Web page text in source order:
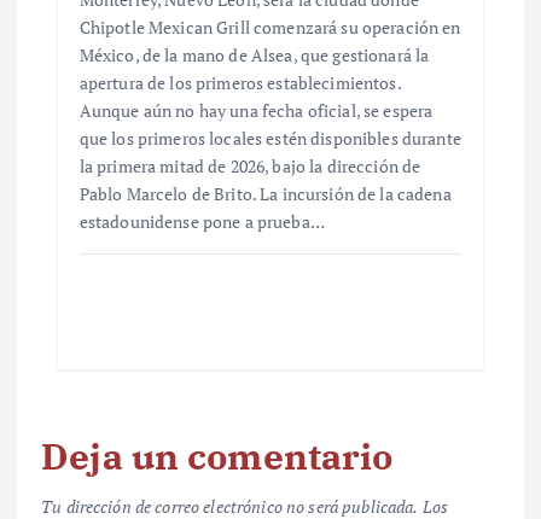
Chipotle Mexican Grill comenzará su operación en
México, de la mano de Alsea, que gestionará la
apertura de los primeros establecimientos.
Aunque aún no hay una fecha oficial, se espera
que los primeros locales estén disponibles durante
la primera mitad de 2026, bajo la dirección de
Pablo Marcelo de Brito. La incursión de la cadena
estadounidense pone a prueba…
Deja un comentario
Tu dirección de correo electrónico no será publicada. Los